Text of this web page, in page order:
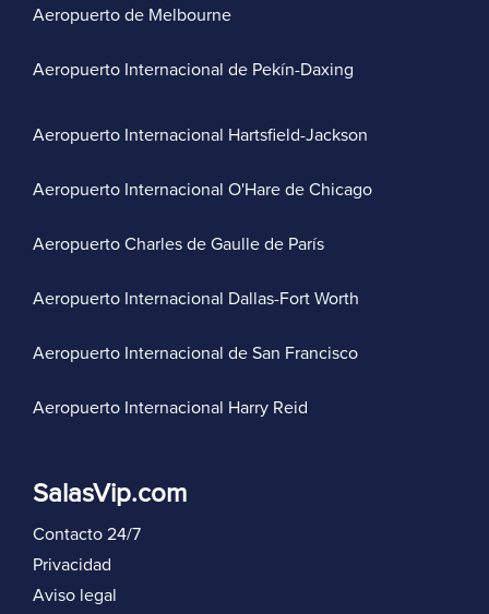
Aeropuerto de Melbourne
Aeropuerto Internacional de Pekín-Daxing
Aeropuerto Internacional Hartsfield-Jackson
Aeropuerto Internacional O'Hare de Chicago
Aeropuerto Charles de Gaulle de París
Aeropuerto Internacional Dallas-Fort Worth
Aeropuerto Internacional de San Francisco
Aeropuerto Internacional Harry Reid
SalasVip.com
Contacto 24/7
Privacidad
Aviso legal